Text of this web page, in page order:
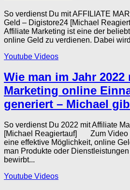
So verdienst Du mit AFFILIATE
Geld – Digistore24 [Michael
Affiliate Marketing ist eine der
online Geld zu verdienen. Dabei
Youtube Videos
Wie man im Jahr
Marketing online
generiert – Michael
So verdienst Du 2022 mit Affiliate
[Michael Reagiertauf] Zum Video
eine effektive Möglichkeit, online
man Produkte oder
bewirbt...
Youtube Videos